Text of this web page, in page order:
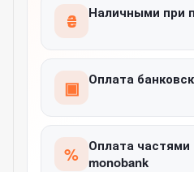
₴ Наличными при
▣ Оплата
% Оплата частями
monobank